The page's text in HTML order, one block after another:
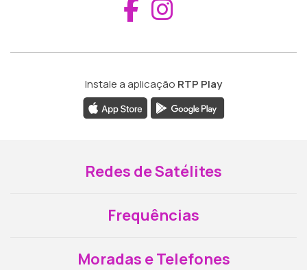
Aceder ao
Instale a aplicação RTP Play
Redes de Satélites
Frequências
Moradas e Telefones